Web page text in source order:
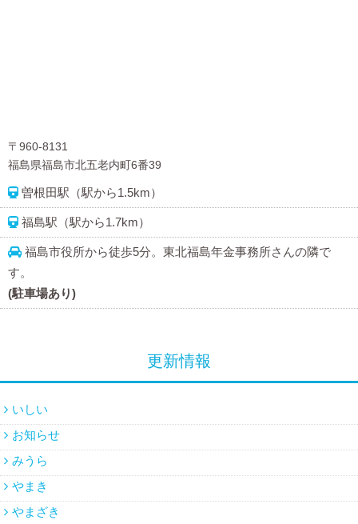
〒960-8131
福島県福島市北五老内町6番39
曽根田駅（駅から1.5km）
福島駅（駅から1.7km）
福島市役所から徒歩5分。東北福島年金事務所さんの隣で
す。
(駐車場あり)
更新情報
いしい
お知らせ
みうら
やまき
やまざき